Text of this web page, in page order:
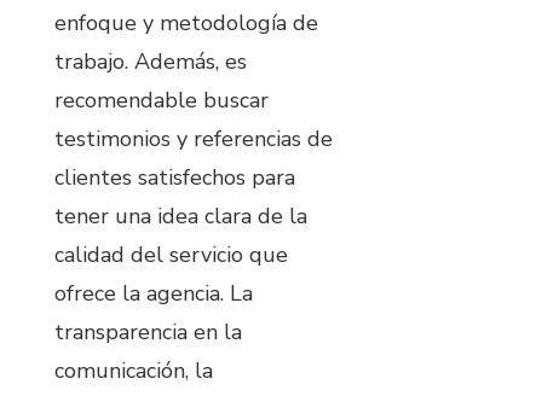
enfoque y metodología de
trabajo. Además, es
recomendable buscar
testimonios y referencias de
clientes satisfechos para
tener una idea clara de la
calidad del servicio que
ofrece la agencia. La
transparencia en la
comunicación, la